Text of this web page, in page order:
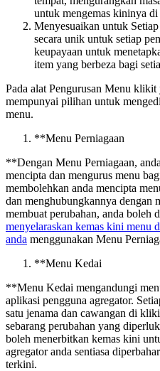
untuk mengemas kininya
Menyesuaikan untuk
secara unik untuk setiap
keupayaan untuk
item yang berbeza bagi
Pada alat Pengurusan Menu
mempunyai pilihan untuk
menu.
**Menu Perniagaan
**Dengan Menu Perniagaan,
mencipta dan mengurus menu
membolehkan anda mencipta
dan menghubungkannya dengan
membuat perubahan, anda boleh
menyelaraskan kemas kini menu
anda menggunakan Menu
**Menu Kedai
**Menu Kedai mengandungi
aplikasi pengguna agregator.
satu jenama dan cawangan di
sebarang perubahan yang
boleh menerbitkan kemas kini
agregator anda sentiasa
terkini.